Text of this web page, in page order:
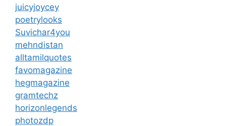
juicyjoycey
poetrylooks
Suvichar4you
mehndistan
alltamilquotes
favomagazine
hegmagazine
gramtechz
horizonlegends
photozdp